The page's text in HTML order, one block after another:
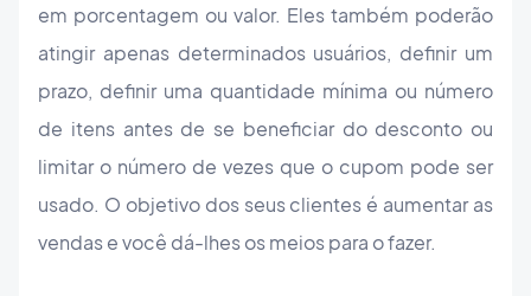
em porcentagem ou valor. Eles também poderão
atingir apenas determinados usuários, definir um
prazo, definir uma quantidade mínima ou número
de itens antes de se beneficiar do desconto ou
limitar o número de vezes que o cupom pode ser
usado. O objetivo dos seus clientes é aumentar as
vendas e você dá-lhes os meios para o fazer.